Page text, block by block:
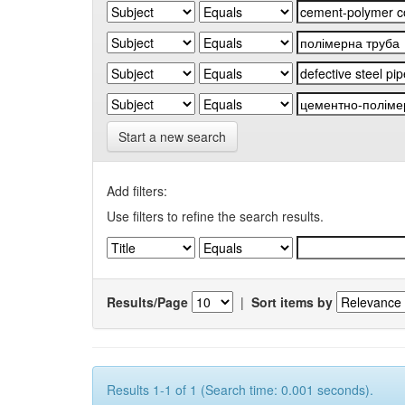
Start a new search
Add filters:
Use filters to refine the search results.
Results/Page | Sort items by
Results 1-1 of 1 (Search time: 0.001 seconds).